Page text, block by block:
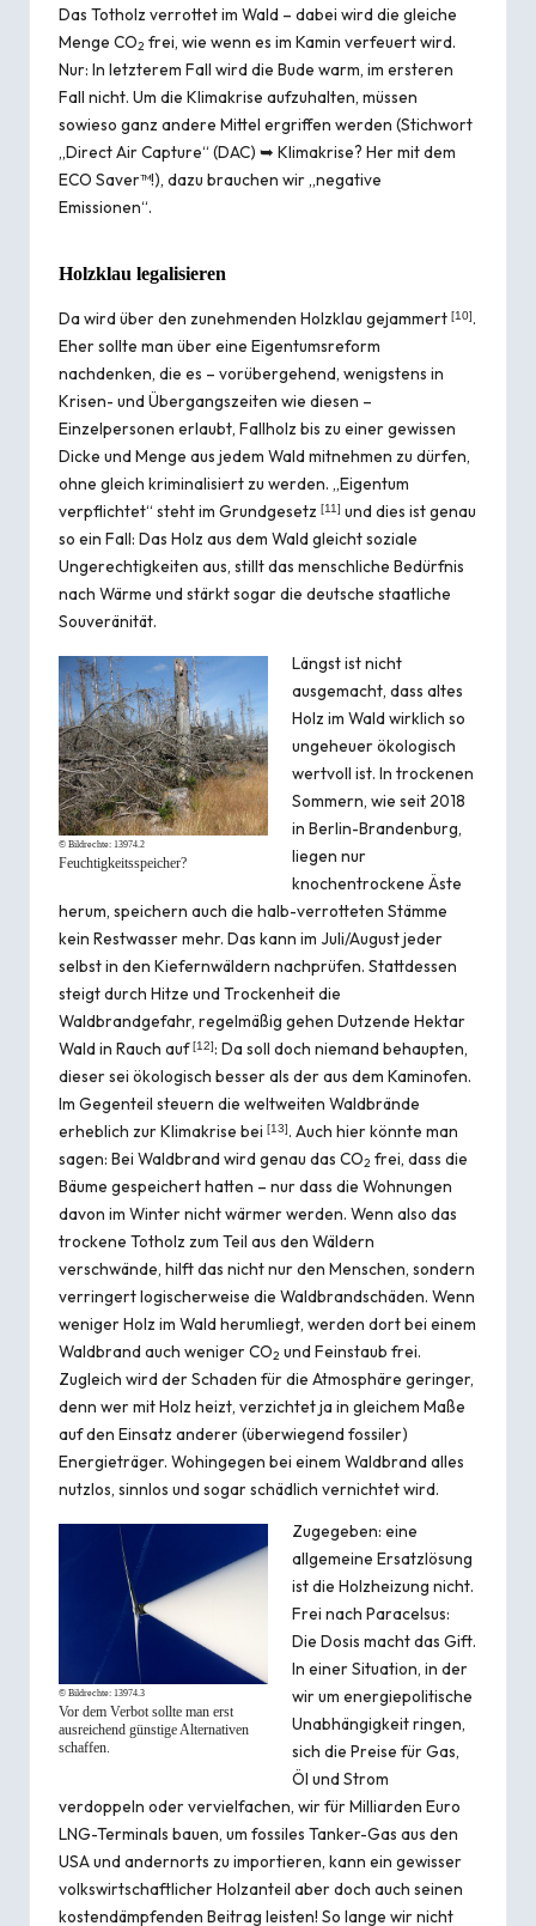
Das Totholz verrottet im Wald – dabei wird die gleiche
Menge CO2 frei, wie wenn es im Kamin verfeuert wird.
Nur: In letzterem Fall wird die Bude warm, im ersteren
Fall nicht. Um die Klimakrise aufzuhalten, müssen
sowieso ganz andere Mittel ergriffen werden (Stichwort
„Direct Air Capture“ (DAC) ➥ Klimakrise? Her mit dem
ECO Saver™!), dazu brauchen wir „negative
Emissionen“.
Holzklau legalisieren
Da wird über den zunehmenden Holzklau gejammert [10].
Eher sollte man über eine Eigentumsreform
nachdenken, die es – vorübergehend, wenigstens in
Krisen- und Übergangszeiten wie diesen –
Einzelpersonen erlaubt, Fallholz bis zu einer gewissen
Dicke und Menge aus jedem Wald mitnehmen zu dürfen,
ohne gleich kriminalisiert zu werden. „Eigentum
verpflichtet“ steht im Grundgesetz [11] und dies ist genau
so ein Fall: Das Holz aus dem Wald gleicht soziale
Ungerechtigkeiten aus, stillt das menschliche Bedürfnis
nach Wärme und stärkt sogar die deutsche staatliche
Souveränität.
© Bildrechte: 13974.2
Feuchtigkeitsspeicher?
Längst ist nicht
ausgemacht, dass altes
Holz im Wald wirklich so
ungeheuer ökologisch
wertvoll ist. In trockenen
Sommern, wie seit 2018
in Berlin-Brandenburg,
liegen nur
knochentrockene Äste
herum, speichern auch die halb-verrotteten Stämme
kein Restwasser mehr. Das kann im Juli/August jeder
selbst in den Kiefernwäldern nachprüfen. Stattdessen
steigt durch Hitze und Trockenheit die
Waldbrandgefahr, regelmäßig gehen Dutzende Hektar
Wald in Rauch auf[12]: Da soll doch niemand behaupten,
dieser sei ökologisch besser als der aus dem Kaminofen.
Im Gegenteil steuern die weltweiten Waldbrände
erheblich zur Klimakrise bei [13]. Auch hier könnte man
sagen: Bei Waldbrand wird genau das CO2 frei, dass die
Bäume gespeichert hatten – nur dass die Wohnungen
davon im Winter nicht wärmer werden. Wenn also das
trockene Totholz zum Teil aus den Wäldern
verschwände, hilft das nicht nur den Menschen, sondern
verringert logischerweise die Waldbrandschäden. Wenn
weniger Holz im Wald herumliegt, werden dort bei einem
Waldbrand auch weniger CO2 und Feinstaub frei.
Zugleich wird der Schaden für die Atmosphäre geringer,
denn wer mit Holz heizt, verzichtet ja in gleichem Maße
auf den Einsatz anderer (überwiegend fossiler)
Energieträger. Wohingegen bei einem Waldbrand alles
nutzlos, sinnlos und sogar schädlich vernichtet wird.
© Bildrechte: 13974.3
Vor dem Verbot sollte man erst
ausreichend günstige Alternativen
schaffen.
Zugegeben: eine
allgemeine Ersatzlösung
ist die Holzheizung nicht.
Frei nach Paracelsus:
Die Dosis macht das Gift.
In einer Situation, in der
wir um energiepolitische
Unabhängigkeit ringen,
sich die Preise für Gas,
Öl und Strom
verdoppeln oder vervielfachen, wir für Milliarden Euro
LNG-Terminals bauen, um fossiles Tanker-Gas aus den
USA und andernorts zu importieren, kann ein gewisser
volkswirtschaftlicher Holzanteil aber doch auch seinen
kostendämpfenden Beitrag leisten! So lange wir nicht